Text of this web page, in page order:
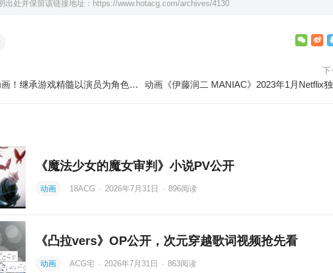
出处并保留该链接地址： https://www.hotacg.com/archives/4130
《鬼武者》制作动画！继承游戏精髓以演员为角色原型，Netflix独家播出
下
《魔法少女的魔女审判》小说PV公开
动画 18ACG · 2026年7月31日 · 896阅读
《凸拉vers》OP公开，次元穿越歌词视频抢先看
动画 ACG宅 · 2026年7月31日 · 863阅读